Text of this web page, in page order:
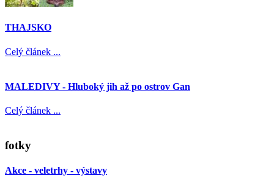
THAJSKO
Celý článek ...
MALEDIVY - Hluboký jih až po ostrov Gan
Celý článek ...
fotky
Akce - veletrhy - výstavy